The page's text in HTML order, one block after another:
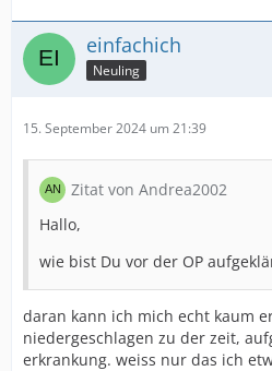
einfachich
Neuling
15. September 2024 um 21:39
Zitat von Andrea2002
Hallo,
wie bist Du vor der OP
daran kann ich mich echt kaum
niedergeschlagen zu der zeit,
erkrankung. weiss nur das ich